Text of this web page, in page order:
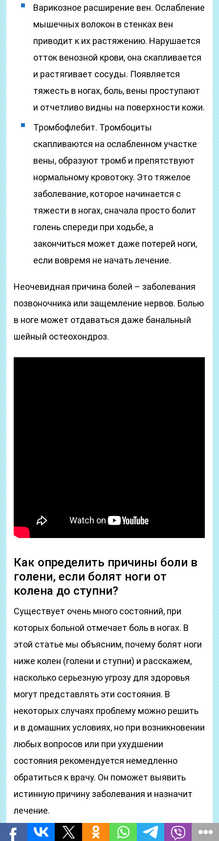
Варикозное расширение вен. Ослабление
мышечных волокон в стенках вен
приводит к их растяжению. Нарушается
отток венозной крови, она скапливается
и растягивает сосуды. Появляется
тяжесть в ногах, боль, вены проступают
и отчетливо видны на поверхности кожи.
Тромбофлебит. Тромбоциты
скапливаются на ослабленном участке
вены, образуют тромб и препятствуют
нормальному кровотоку. Это тяжелое
заболевание, которое начинается с
тяжести в ногах, сначала просто болит
голень спереди при ходьбе, а
закончиться может даже потерей ноги,
если вовремя не начать лечение.
Неочевидная причина болей – заболевания
позвоночника или защемление нервов. Болью
в ноге может отдаваться даже банальный
шейный остеохондроз.
Как определить причины боли в
голени, если болят ноги от
колена до ступни?
Существует очень много состояний, при
которых больной отмечает боль в ногах. В
этой статье мы объясним, почему болят ноги
ниже колен (голени и ступни) и расскажем,
насколько серьезную угрозу для здоровья
могут представлять эти состояния. В
некоторых случаях проблему можно решить
и в домашних условиях, но при возникновении
любых вопросов или при ухудшении
состояния рекомендуется немедленно
обратиться к врачу. Он поможет выявить
истинную причину заболевания и назначит
лечение.